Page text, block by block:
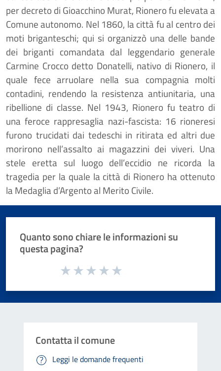
per decreto di Gioacchino Murat, Rionero fu elevata a
Comune autonomo. Nel 1860, la città fu al centro dei
moti briganteschi; qui si organizzò una delle bande
dei briganti comandata dal leggendario generale
Carmine Crocco detto Donatelli, nativo di Rionero, il
quale fece arruolare nella sua compagnia molti
contadini, rendendo la resistenza antiunitaria, una
ribellione di classe. Nel 1943, Rionero fu teatro di
una feroce rappresaglia nazi-fascista: 16 rioneresi
furono trucidati dai tedeschi in ritirata ed altri due
morirono nell’assalto ai magazzini dei viveri. Una
stele eretta sul luogo dell’eccidio ne ricorda la
tragedia per la quale la città di Rionero ha ottenuto
la Medaglia d’Argento al Merito Civile.
Quanto sono chiare le informazioni su
questa pagina?
Valuta da 1 a 5 stelle la pagina
Contatta il comune
Leggi le domande frequenti